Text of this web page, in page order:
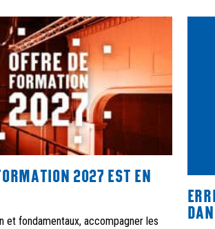
2027 EST EN
et fondamentaux, accompagner les